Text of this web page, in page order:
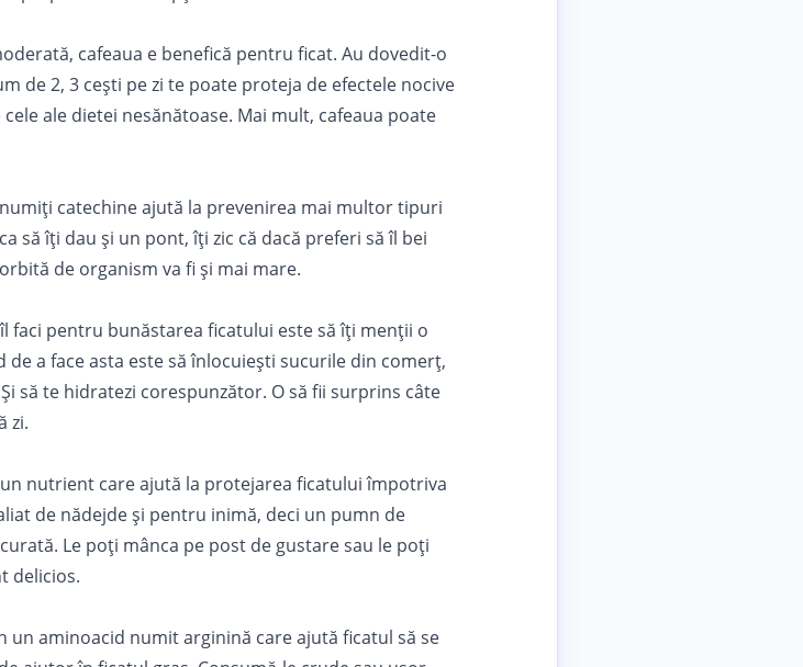
cafeaua e benefică pentru ficat. Au dovedit-o
de 2, 3 ceşti pe zi te poate proteja de efectele nocive
ale dietei nesănătoase. Mai mult, cafeaua poate
catechine ajută la prevenirea mai multor tipuri
să îţi dau şi un pont, îți zic că dacă preferi să îl bei
de organism va fi şi mai mare.
faci pentru bunăstarea ficatului este să îţi menţii o
a face asta este să înlocuieşti sucurile din comerţ,
să te hidratezi corespunzător. O să fii surprins câte
zi.
nutrient care ajută la protejarea ficatului împotriva
de nădejde şi pentru inimă, deci un pumn de
Le poţi mânca pe post de gustare sau le poţi
delicios.
un aminoacid numit arginină care ajută ficatul să se